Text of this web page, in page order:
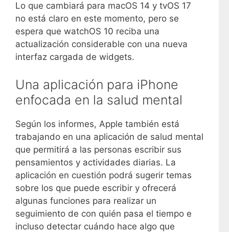
Lo que cambiará para macOS 14 y tvOS 17
no está claro en este momento, pero se
espera que watchOS 10 reciba una
actualización considerable con una nueva
interfaz cargada de widgets.
Una aplicación para iPhone
enfocada en la salud mental
Según los informes, Apple también está
trabajando en una aplicación de salud mental
que permitirá a las personas escribir sus
pensamientos y actividades diarias. La
aplicación en cuestión podrá sugerir temas
sobre los que puede escribir y ofrecerá
algunas funciones para realizar un
seguimiento de con quién pasa el tiempo e
incluso detectar cuándo hace algo que